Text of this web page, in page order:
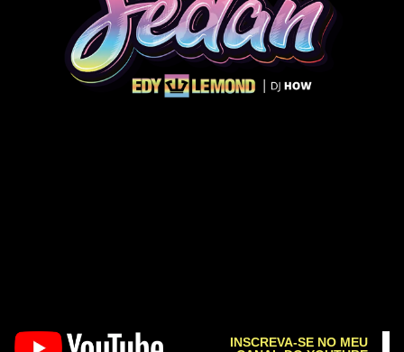
INSCREVA-SE NO MEU